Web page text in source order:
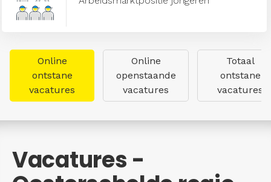
Online
ontstane
vacatures
Online
openstaande
vacatures
Totaal
ontstane
vacatures
Vacatures -